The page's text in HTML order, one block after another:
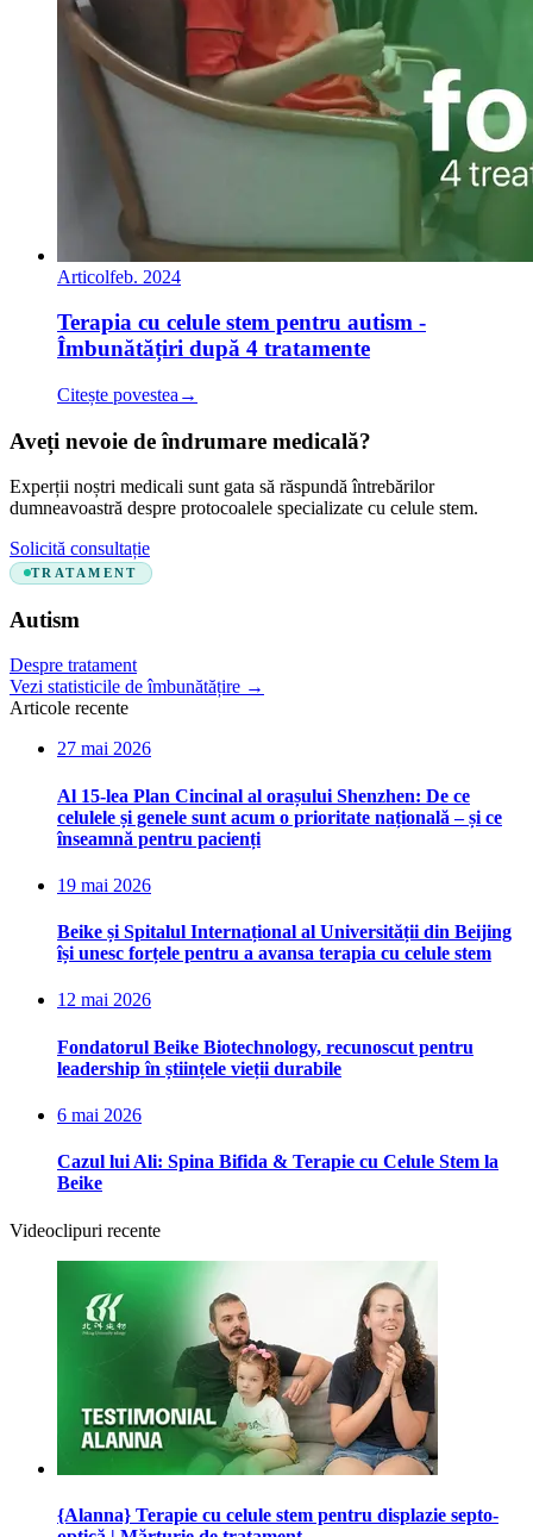
Articolfeb. 2024
Terapia cu celule stem pentru autism -
Îmbunătățiri după 4 tratamente
Citește povestea →
Aveți nevoie de îndrumare medicală?
Experții noștri medicali sunt gata să răspundă întrebărilor
dumneavoastră despre protocoalele specializate cu celule stem.
Solicită consultație
TRATAMENT
Autism
Despre tratament
Vezi statisticile de îmbunătățire →
Articole recente
27 mai 2026
Al 15-lea Plan Cincinal al orașului Shenzhen: De ce
celulele și genele sunt acum o prioritate națională – și ce
înseamnă pentru pacienți
19 mai 2026
Beike și Spitalul Internațional al Universității din Beijing
își unesc forțele pentru a avansa terapia cu celule stem
12 mai 2026
Fondatorul Beike Biotechnology, recunoscut pentru
leadership în științele vieții durabile
6 mai 2026
Cazul lui Ali: Spina Bifida & Terapie cu Celule Stem la
Beike
Videoclipuri recente
{Alanna} Terapie cu celule stem pentru displazie septo-